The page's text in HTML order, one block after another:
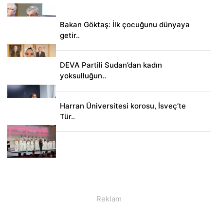
Bakan Göktaş: İlk çocuğunu dünyaya
getir..
DEVA Partili Sudan’dan kadın
yoksulluğun..
Harran Üniversitesi korosu, İsveç’te
Tür..